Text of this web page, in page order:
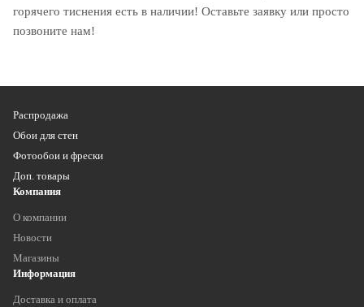
горячего тиснения есть в наличии! Оставьте заявку или просто
позвоните нам!
Распродажа
Обои для стен
Фотообои и фрески
Доп. товары
Компания
О компании
Новости
Магазины
Информация
Доставка и оплата